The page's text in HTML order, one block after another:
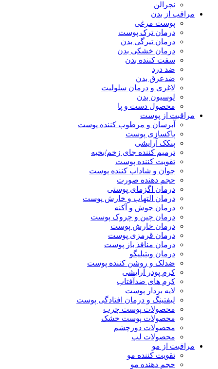
نچرالن
مراقب از بدن
پوست مرغی
درمان ترک پوست
درمان تیرگی بدن
درمان خشکی بدن
سفت کننده بدن
ضد درد
ضدعرق بدن
لاغری و درمان سلولیت
لوسیون بدن
محصول دست و پا
مراقبت از پوست
آبرسان و مرطوب کننده پوست
پاکسازی پوست
پنکک آرایشی
ترمیم کننده جای زخم/بخیه
تقویت کننده پوست
جوان و شاداب کننده پوست
حجم دهنده صورت
درمان اگزمای پوستی
درمان التهاب و خارش پوست
درمان جوش و آکنه
درمان چین و چروک پوست
درمان خارش پوست
درمان قرمزی پوست
درمان منافذ باز پوست
درمان ویتیلیگو
ضدلک و روشن کننده پوست
کرم پودر آرایشی
کرم های ضدآفتاب
لایه بردار پوست
لیفتینگ و درمان افتادگی پوست
محصولات پوست چرب
محصولات پوست خشک
محصولات دورچشم
محصولات لب
مراقبت از مو
تقویت کننده مو
حجم دهنده مو